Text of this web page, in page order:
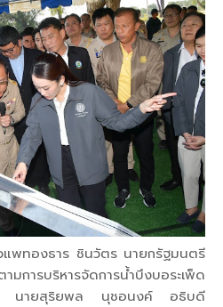
พทองธาร ชินวัตร นายกรัฐมนตรี
รบริหารจัดการน้ำบึงบอระเพ็ด
นายสุริยพล นุชอนงค์ อธิบดี